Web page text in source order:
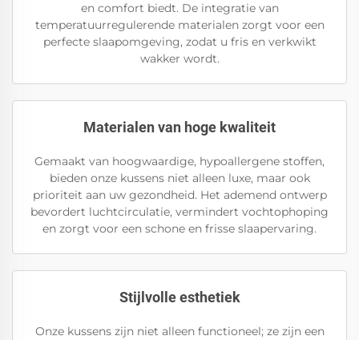
en comfort biedt. De integratie van
temperatuurregulerende materialen zorgt voor een
perfecte slaapomgeving, zodat u fris en verkwikt
wakker wordt.
Materialen van hoge kwaliteit
Gemaakt van hoogwaardige, hypoallergene stoffen,
bieden onze kussens niet alleen luxe, maar ook
prioriteit aan uw gezondheid. Het ademend ontwerp
bevordert luchtcirculatie, vermindert vochtophoping
en zorgt voor een schone en frisse slaapervaring.
Stijlvolle esthetiek
Onze kussens zijn niet alleen functioneel; ze zijn een